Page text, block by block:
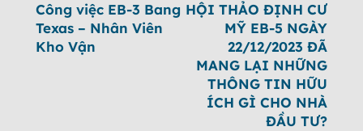
Công việc EB-3 Bang
Texas – Nhân Viên
Kho Vận
HỘI THẢO ĐỊNH CƯ
MỸ EB-5 NGÀY
22/12/2023 ĐÃ
MANG LẠI NHỮNG
THÔNG TIN HỮU
ÍCH GÌ CHO NHÀ
ĐẦU TƯ?